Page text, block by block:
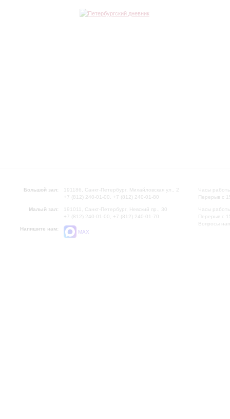
Большой зал:
191186, Санкт-Петербург, Михайловская ул., 2
+7 (812) 240-01-00, +7 (812) 240-01-80
Малый зал:
191011, Санкт-Петербург, Невский пр., 30
+7 (812) 240-01-00, +7 (812) 240-01-70
Напишите нам:
MAX
Часы
Перерыв с
Часы
Перерыв с
Вопросы